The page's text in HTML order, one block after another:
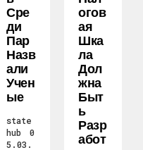
Сре
Ди
Пар
Назв
Али
Учен
Ые
state
hub
0
5.03.
Огов
Ая
Шка
Ла
Дол
Жна
Быт
Ь
Разр
Абот